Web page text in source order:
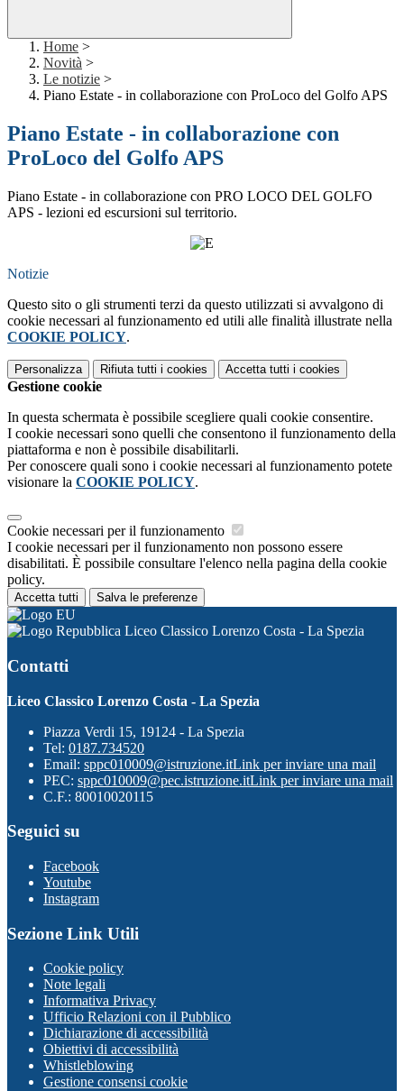
Home >
Novità >
Le notizie >
Piano Estate - in collaborazione con ProLoco del Golfo APS
Piano Estate - in collaborazione con
ProLoco del Golfo APS
Piano Estate - in collaborazione con PRO LOCO DEL GOLFO
APS - lezioni ed escursioni sul territorio.
Notizie
Questo sito o gli strumenti terzi da questo utilizzati si avvalgono di
cookie necessari al funzionamento ed utili alle finalità illustrate nella
COOKIE POLICY.
Personalizza Rifiuta tutti i cookies Accetta tutti i cookies
Gestione cookie
In questa schermata è possibile scegliere quali cookie consentire.
I cookie necessari sono quelli che consentono il funzionamento della
piattaforma e non è possibile disabilitarli.
Per conoscere quali sono i cookie necessari al funzionamento potete
visionare la COOKIE POLICY.
Cookie necessari per il funzionamento
I cookie necessari per il funzionamento non possono essere
disabilitati. È possibile consultare l'elenco nella pagina della cookie
policy.
Accetta tutti Salva le preferenze
Liceo Classico Lorenzo Costa - La Spezia
Contatti
Liceo Classico Lorenzo Costa - La Spezia
Piazza Verdi 15, 19124 - La Spezia
Tel: 0187.734520
Email: sppc010009@istruzione.itLink per inviare una mail
PEC: sppc010009@pec.istruzione.itLink per inviare una mail
C.F.: 80010020115
Seguici su
Facebook
Youtube
Instagram
Sezione Link Utili
Cookie policy
Note legali
Informativa Privacy
Ufficio Relazioni con il Pubblico
Dichiarazione di accessibilità
Obiettivi di accessibilità
Whistleblowing
Gestione consensi cookie